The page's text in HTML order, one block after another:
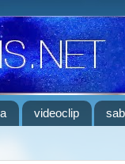
videoclip